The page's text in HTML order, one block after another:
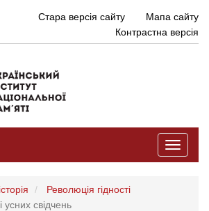
Стара версія сайту
Мапа сайту
Контрастна версія
Toggle
Революція гідності
усних свідчень